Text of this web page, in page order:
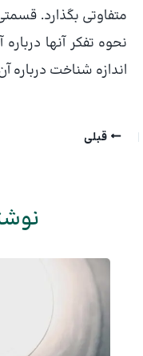
متفاوتی بگذارد.
نحوه تفکر آنها
اندازه شناخت درباره
قبلی